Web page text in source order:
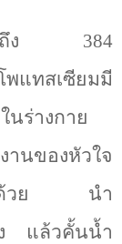
ยมถึง 384
พแทสเซียมมี
นร่างกาย
านของหัวใจ
ได้ด้วย นำ
แล้วคั้นน้ำ